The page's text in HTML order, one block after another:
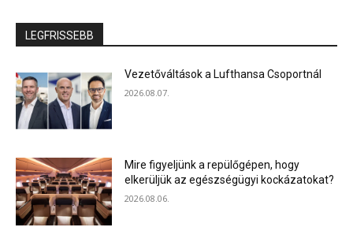
LEGFRISSEBB
Vezetőváltások a Lufthansa Csoportnál
2026.08.07.
Mire figyeljünk a repülőgépen, hogy
elkerüljük az egészségügyi kockázatokat?
2026.08.06.